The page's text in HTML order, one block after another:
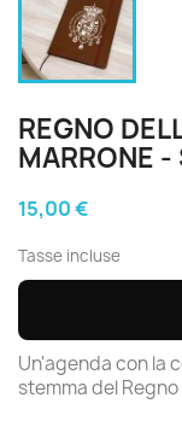
REGNO
MARRONE
15,00 €
Tasse incluse
Un'agenda con la
stemma del